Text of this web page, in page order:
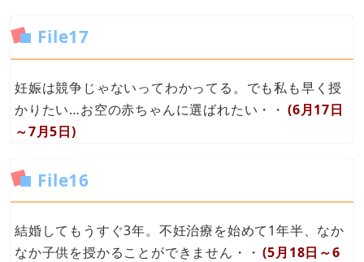
File17
妊娠は競争じゃないってわかってる。でも私も早く授
かりたい…お空の赤ちゃんに選ばれたい・・ (6月17日
～7月5日)
File16
結婚してもうすぐ3年。不妊治療を始めて1年半、なか
なか子供を授かることができません・・ (5月18日～6